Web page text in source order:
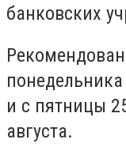
банковских
и с пятницы
августа.